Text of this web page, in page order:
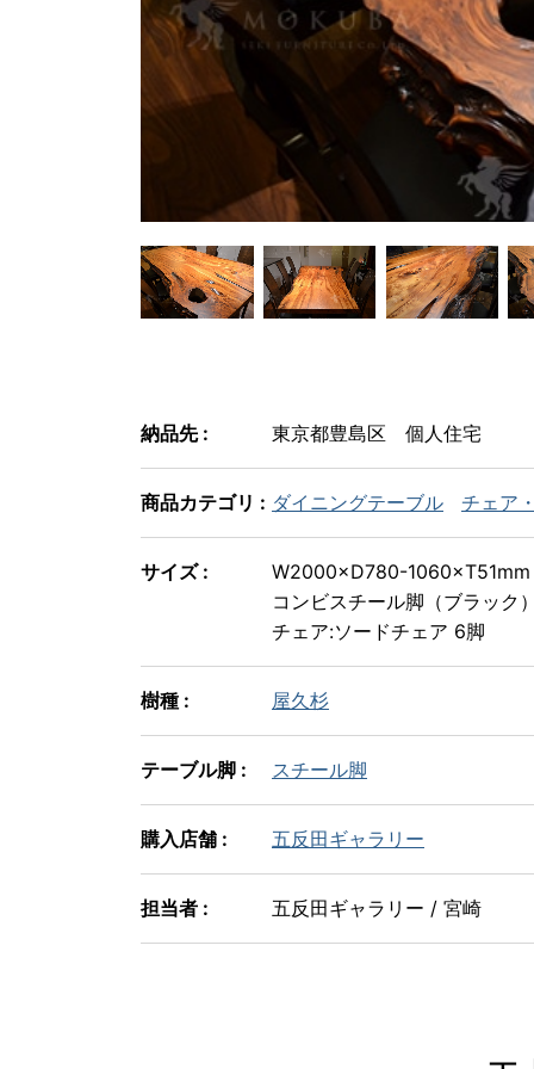
納品先 : 東京都豊島区 個人住宅
商品カテゴリ : ダイニングテーブル チェア
サイズ :
W2000×D780-1060×T51mm
コンビスチール脚（ブラック
チェア:ソードチェア 6脚
樹種 : 屋久杉
テーブル脚 : スチール脚
購入店舗 : 五反田ギャラリー
担当者 : 五反田ギャラリー / 宮崎